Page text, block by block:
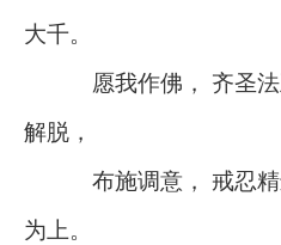
大千。
愿我作佛， 齐圣法
解脱，
布施调意， 戒忍精
为上。